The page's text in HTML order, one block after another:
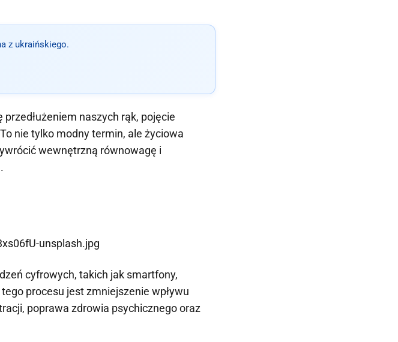
z ukraińskiego.
naszych rąk, pojęcie
nie tylko modny termin, ale życiowa
wewnętrzną równowagę i
cyfrowych, takich jak smartfony,
procesu jest zmniejszenie wpływu
poprawa zdrowia psychicznego oraz